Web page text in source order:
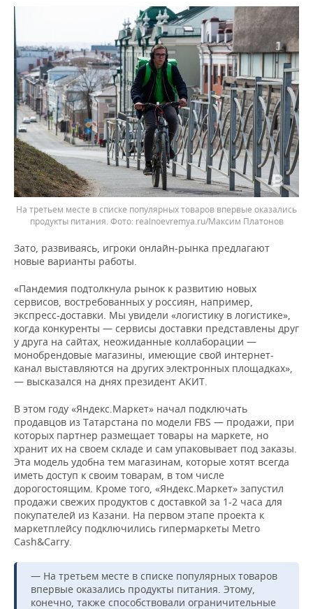
На третьем месте в списке популярных товаров впервые оказались
продукты питания.
realnoevremya.ru/Максим Платонов
Зато, развиваясь, игроки онлайн-рынка предлагают
новые варианты работы.
«Пандемия подтолкнула рынок к развитию новых
сервисов, востребованных у россиян, например,
экспресс-доставки. Мы увидели «логистику в логистике»,
когда конкуренты — сервисы доставки представлены друг
у друга на сайтах, неожиданные коллаборации —
монобрендовые магазины, имеющие свой интернет-
канал выставляются на других электронных площадках»,
— высказался на днях президент АКИТ.
В этом году «Яндекс.Маркет» начал подключать
продавцов из Татарстана по модели FBS — продажи, при
которых партнер размещает товары на маркете, но
хранит их на своем складе и сам упаковывает под заказы.
Эта модель удобна тем магазинам, которые хотят всегда
иметь доступ к своим товарам, в том числе
дорогостоящим. Кроме того, «Яндекс.Маркет» запустил
продажи свежих продуктов с доставкой за 1-2 часа для
покупателей из Казани. На первом этапе проекта к
маркетплейсу подключились гипермаркеты Metro
Cash&Carry.
— На третьем месте в списке популярных товаров
впервые оказались продукты питания. Этому,
конечно, также способствовали ограничительные